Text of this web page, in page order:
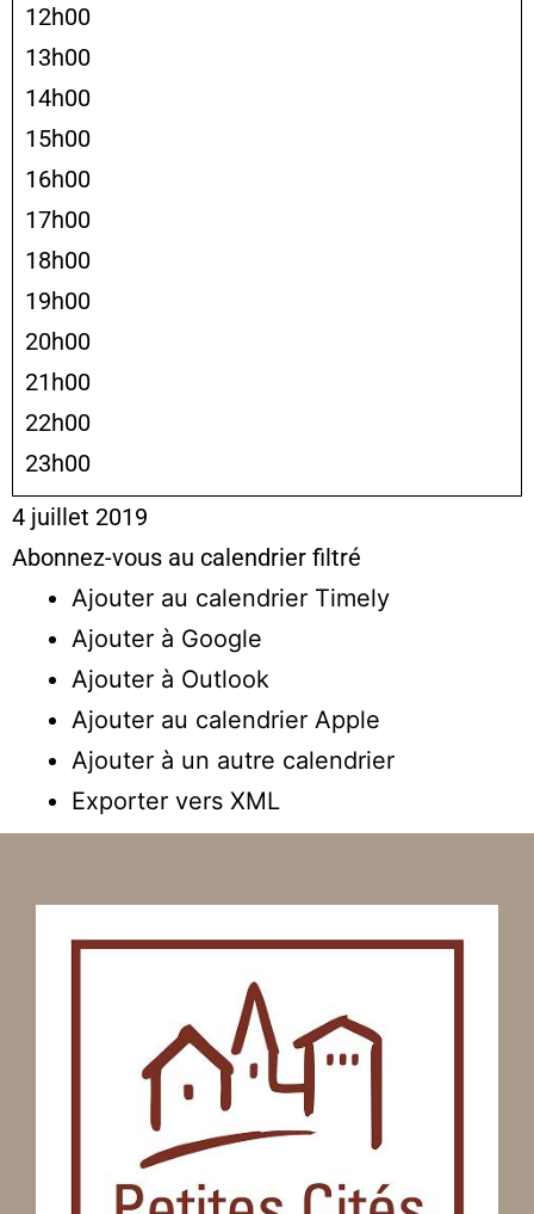
12h00
13h00
14h00
15h00
16h00
17h00
18h00
19h00
20h00
21h00
22h00
23h00
4 juillet 2019
Abonnez-vous au calendrier filtré
Ajouter au calendrier Timely
Ajouter à Google
Ajouter à Outlook
Ajouter au calendrier Apple
Ajouter à un autre calendrier
Exporter vers XML